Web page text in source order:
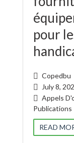
pour
Copedbu
July 8,
Appels
Publications
READ